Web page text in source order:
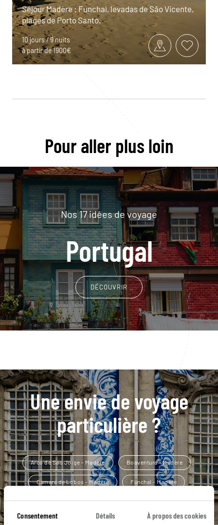
Consentement Détails À propos des cookies
Séjour Madère : Funchal, levadas de São Vicente,
plages de Porto Santo.
10 jours / 9 nuits
à partir de 1900€
Pour aller plus loin
Nos 17 idées de voyage
Portugal
DÉCOUVRIR
Une envie de voyage
particulière ?
Arco de Sao Jorge - Madère Boaventura - Madère
Camara de Lobos - Madère Funchal - Madère
Île de Sao Jorge Baleines et dauphins Madère
Cabo Girao - Madère Île de Porto Santo